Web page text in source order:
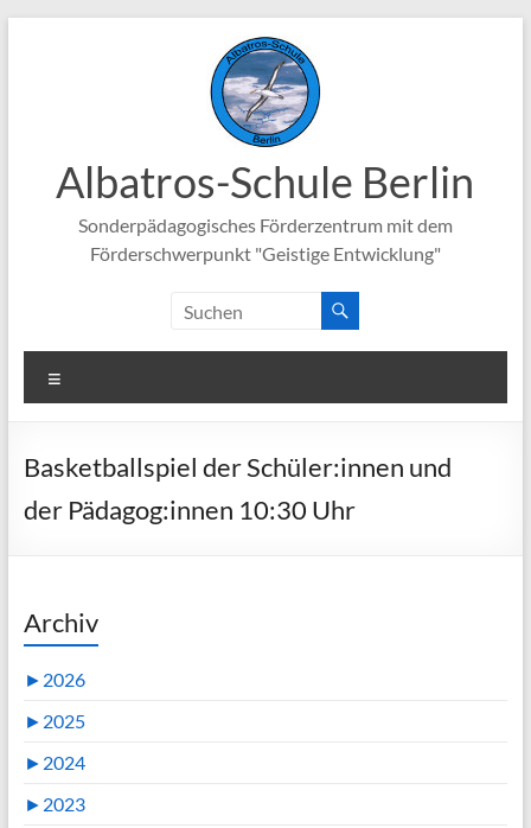
Albatros-Schule Berlin
Sonderpädagogisches Förderzentrum mit dem
Förderschwerpunkt "Geistige Entwicklung"
Basketballspiel der Schüler:innen und
der Pädagog:innen 10:30 Uhr
Archiv
► 2026
► 2025
► 2024
► 2023